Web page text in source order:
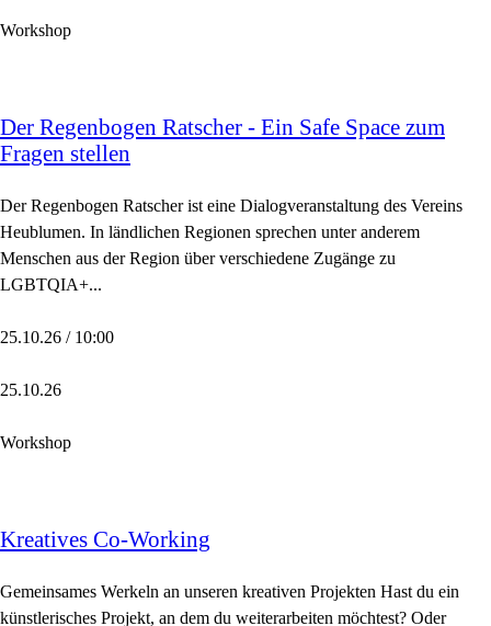
Workshop
Der Regenbogen Ratscher - Ein Safe Space zum
Fragen stellen
Der Regenbogen Ratscher ist eine Dialogveranstaltung des Vereins
Heublumen. In ländlichen Regionen sprechen unter anderem
Menschen aus der Region über verschiedene Zugänge zu
LGBTQIA+...
25.10.26 / 10:00
25.10.26
Workshop
Kreatives Co-Working
Gemeinsames Werkeln an unseren kreativen Projekten Hast du ein
künstlerisches Projekt, an dem du weiterarbeiten möchtest? Oder